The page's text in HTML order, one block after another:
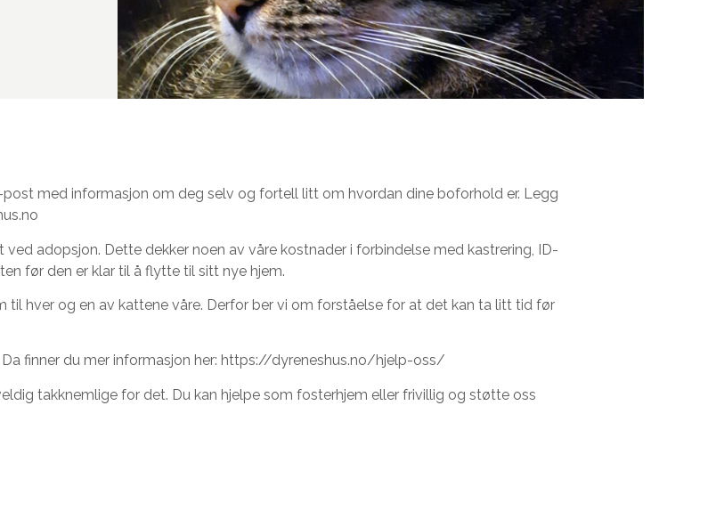
med informasjon om deg selv og fortell litt om hvordan dine boforhold er. Legg
adopsjon. Dette dekker noen av våre kostnader i forbindelse med kastrering, ID-
før den er klar til å flytte til sitt nye hjem.
til hver og en av kattene våre. Derfor ber vi om forståelse for at det kan ta litt tid før
finner du mer informasjon her: https://dyreneshus.no/hjelp-oss/
takknemlige for det. Du kan hjelpe som fosterhjem eller frivillig og støtte oss